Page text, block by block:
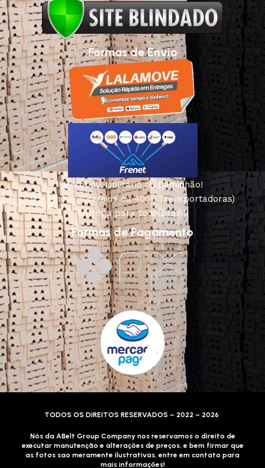
Formas de Envio
Motoboy, Utilitário ou Caminhão!
(Lalamove, Correios ou 400+ Transportadoras)
Entrega para todo Brasil!
Formas de Pagamento
TODOS OS DIREITOS RESERVADOS – 2022 – 2026
Nós da ABelt Group Company nos reservamos o direito de
executar manutenção e alterações de preços, e bem firmar que
as fotos sao meramente ilustrativas, entre em contato para
mais informações!